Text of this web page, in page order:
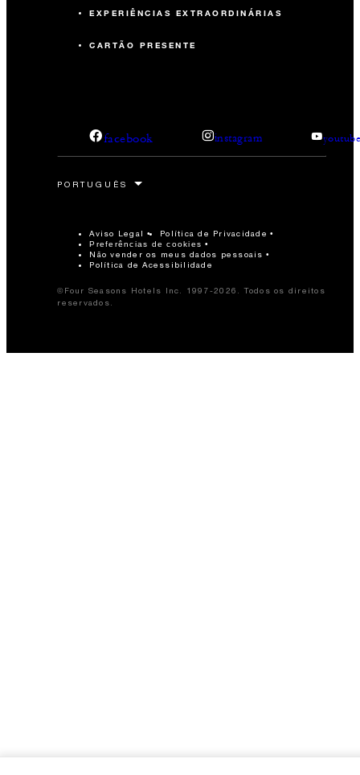
EXPERIÊNCIAS EXTRAORDINÁRIAS
CARTÃO PRESENTE
facebook instagram
Aviso Legal Política de Privacidade
Preferências de cookies
Não vender os meus dados pessoais
Política de Acessibilidade
©Four Seasons Hotels Inc. 1997-2026. Todos os direitos
reservados.